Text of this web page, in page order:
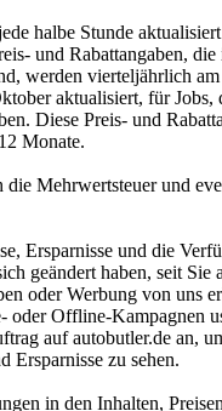
halbe Stunde
und Rabattangaben,
werden vierteljährlich am
aktualisiert, für Jobs,
Diese Preis- und
Monate.
Mehrwertsteuer und
Ersparnisse und die
geändert haben, seit Sie
oder Werbung von uns
oder Offline-Kampagnen
auf autobutler.de an,
Ersparnisse zu sehen.
in den Inhalten,